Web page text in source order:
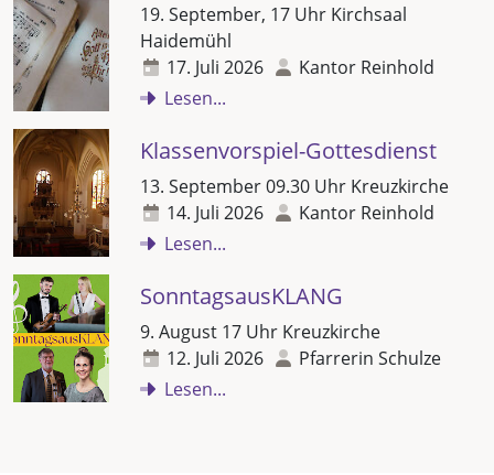
19. September, 17 Uhr Kirchsaal
Haidemühl
17. Juli 2026
Kantor Reinhold
Lesen...
Klassenvorspiel-Gottesdienst
13. September 09.30 Uhr Kreuzkirche
14. Juli 2026
Kantor Reinhold
Lesen...
SonntagsausKLANG
9. August 17 Uhr Kreuzkirche
12. Juli 2026
Pfarrerin Schulze
Lesen...